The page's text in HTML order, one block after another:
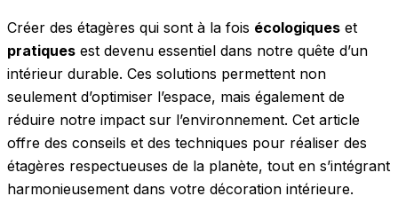
Créer des étagères qui sont à la fois écologiques et
pratiques est devenu essentiel dans notre quête d’un
intérieur durable. Ces solutions permettent non
seulement d’optimiser l’espace, mais également de
réduire notre impact sur l’environnement. Cet article
offre des conseils et des techniques pour réaliser des
étagères respectueuses de la planète, tout en s’intégrant
harmonieusement dans votre décoration intérieure.